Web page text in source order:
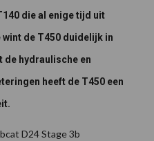
die al enige tijd uit
de T450 duidelijk in
de hydraulische en
heeft de T450 een
D24 Stage 3b